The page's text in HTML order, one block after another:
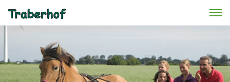
Skip to main content